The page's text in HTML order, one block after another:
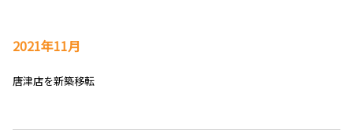
2021年11月
唐津店を新築移転